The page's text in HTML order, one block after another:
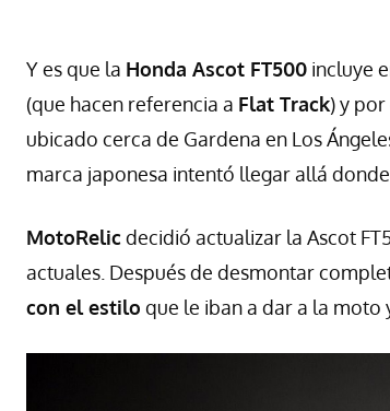
Y es que la Honda Ascot FT500 incluye
(que hacen referencia a Flat Track) y
ubicado cerca de Gardena en Los
marca japonesa intentó llegar allá
MotoRelicdecidió actualizar la Ascot
actuales. Después de desmontar
con el estilo que le iban a dar a la moto